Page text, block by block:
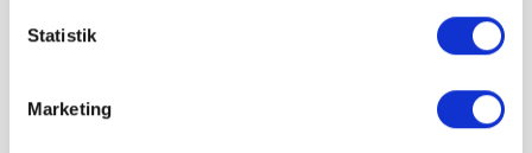
Statistik
Marketing